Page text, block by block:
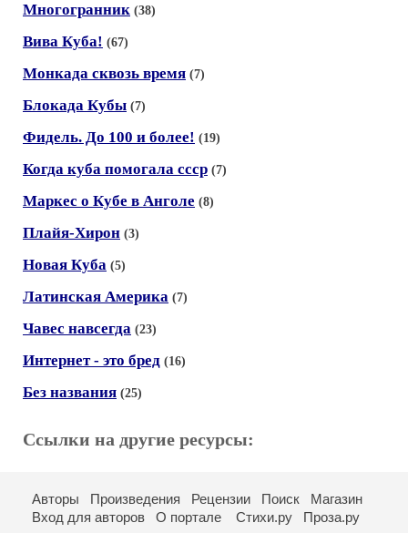
Многогранник (38)
Вива Куба! (67)
Монкада сквозь время (7)
Блокада Кубы (7)
Фидель. До 100 и более! (19)
Когда куба помогала ссср (7)
Маркес о Кубе в Анголе (8)
Плайя-Хирон (3)
Новая Куба (5)
Латинская Америка (7)
Чавес навсегда (23)
Интернет - это бред (16)
Без названия (25)
Ссылки на другие ресурсы:
Авторы Произведения Рецензии Поиск
Магазин
Вход для авторов
О портале Стихи.ру Проза.ру